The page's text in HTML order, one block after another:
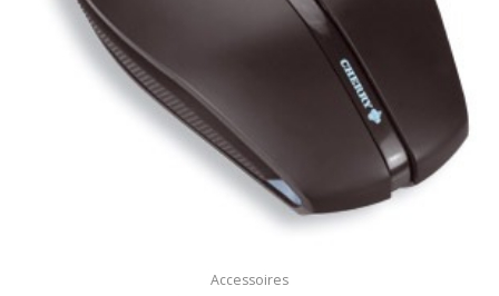
Accessoires